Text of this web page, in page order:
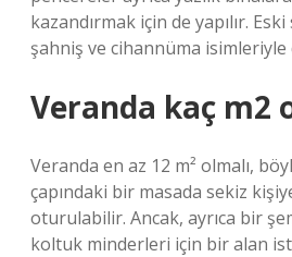
kazandırmak için de yapılır. Eski
şahniş ve cihannüma isimleriyle
Veranda kaç m2
Veranda en az 12 m² olmalı,
çapındaki bir masada sekiz
oturulabilir. Ancak, ayrıca bir
koltuk minderleri için bir alan